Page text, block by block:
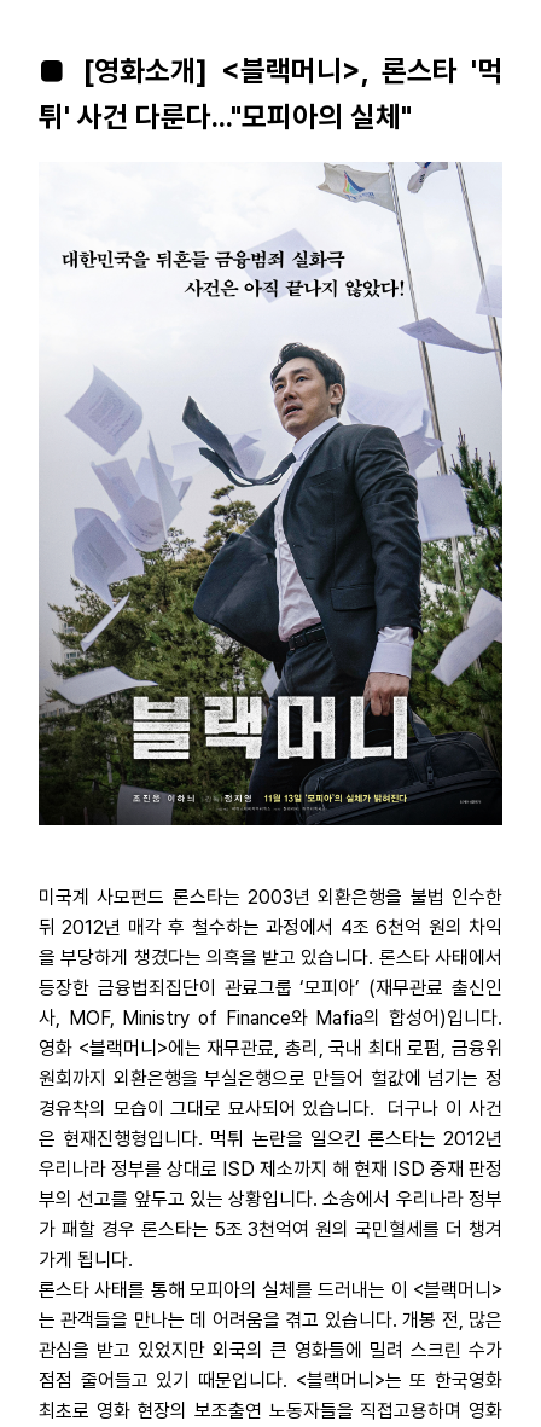
■ [영화소개] <블랙머니>, 론스타 '먹
튀' 사건 다룬다..."모피아의 실체"
미국계 사모펀드 론스타는 2003년 외환은행을 불법 인수한
뒤 2012년 매각 후 철수하는 과정에서 4조 6천억 원의 차익
을 부당하게 챙겼다는 의혹을 받고 있습니다. 론스타 사태에서
등장한 금융법죄집단이 관료그룹 ‘모피아’ (재무관료 출신인
사, MOF, Ministry of Finance와 Mafia의 합성어)입니다.
영화 <블랙머니>에는 재무관료, 총리, 국내 최대 로펌, 금융위
원회까지 외환은행을 부실은행으로 만들어 헐값에 넘기는 정
경유착의 모습이 그대로 묘사되어 있습니다.
더구나 이 사건
은 현재진행형입니다. 먹튀 논란을 일으킨 론스타는 2012년
우리나라 정부를 상대로 ISD 제소까지 해 현재 ISD 중재 판정
부의 선고를 앞두고 있는 상황입니다. 소송에서 우리나라 정부
가 패할 경우 론스타는 5조 3천억여 원의 국민혈세를 더 챙겨
가게 됩니다.
론스타 사태를 통해 모피아의 실체를 드러내는 이 <블랙머니>
는 관객들을 만나는 데 어려움을 겪고 있습니다. 개봉 전, 많은
관심을 받고 있었지만 외국의 큰 영화들에 밀려 스크린 수가
점점 줄어들고 있기 때문입니다. <블랙머니>는 또 한국영화
최초로 영화 현장의 보조출연 노동자들을 직접고용하며 영화